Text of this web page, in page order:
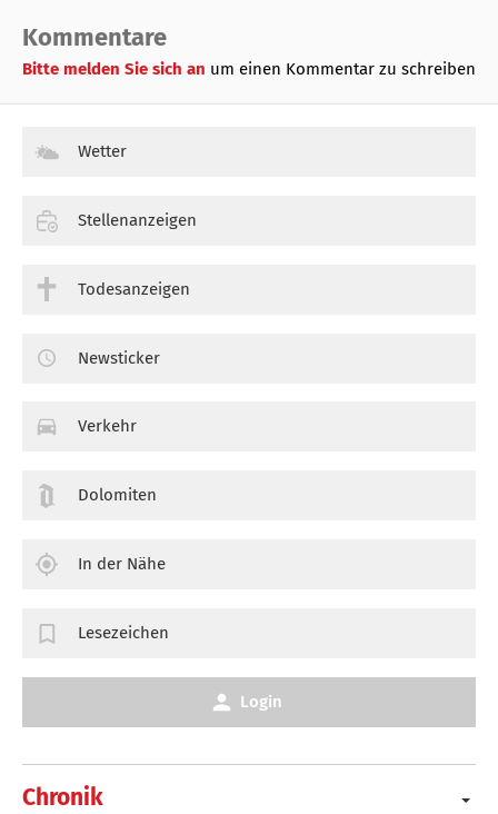
Kommentare
Bitte melden Sie sich an um einen Kommentar zu schreiben
Chronik
Wetter
Stellenanzeigen
Todesanzeigen
Newsticker
Verkehr
Dolomiten
In der Nähe
Lesezeichen
Login